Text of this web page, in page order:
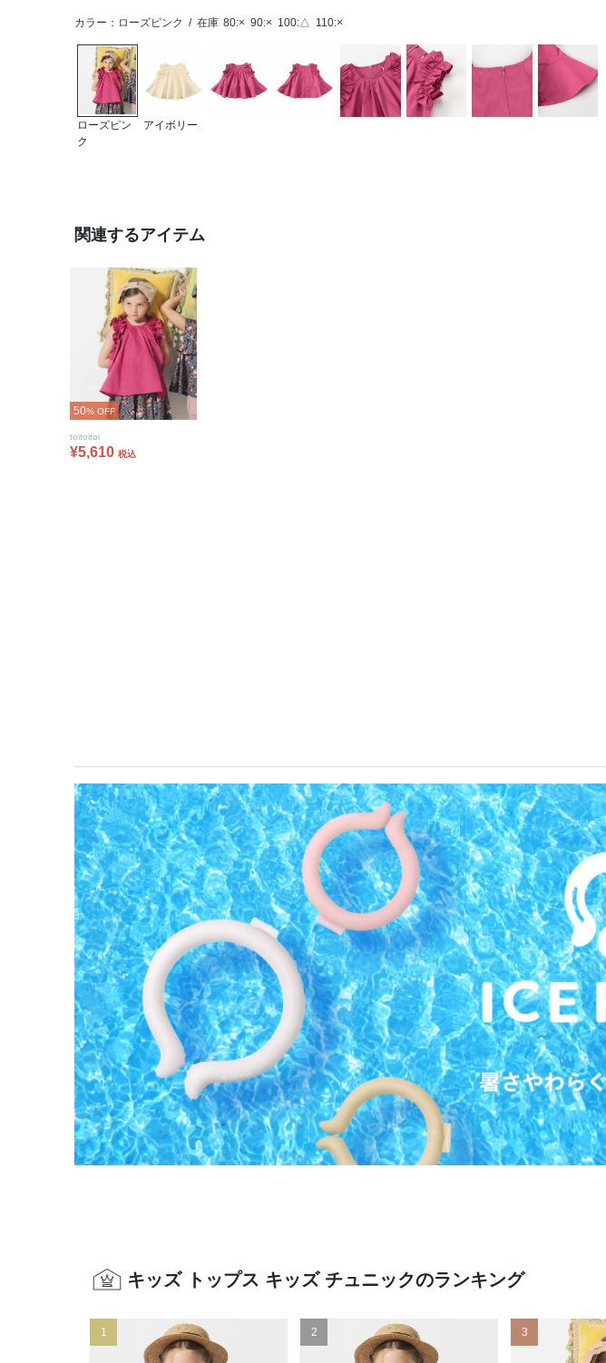
カラー：ローズピンク / 在庫 80:× 90:× 100:△ 110:×
ローズピン
ク
アイボリー
関連するアイテム
50% OFF
toitoitoi
¥5,610 税込
キッズ トップス キッズ チュニックのランキング
1 2 3